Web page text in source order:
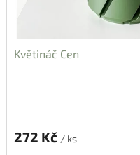
Květináč Cen
je
272 Kč / ks